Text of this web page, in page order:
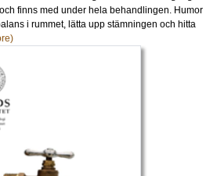
finns med under hela behandlingen. Humor
i rummet, lätta upp stämningen och hitta